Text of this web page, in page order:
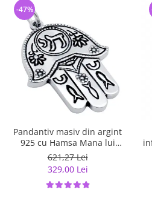
Pandantiv masiv din argint
925 cu Hamsa Mana lui
Fatima
621,27 Lei
329,00 Lei
-47%